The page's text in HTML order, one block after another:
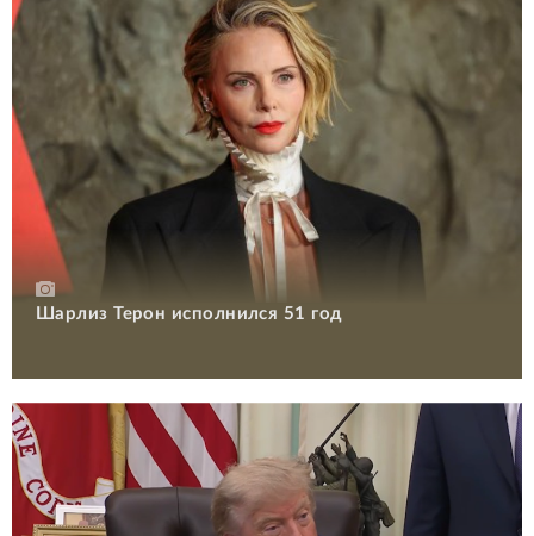
Шарлиз Терон исполнился 51 год